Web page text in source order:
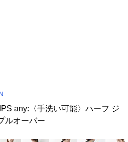
any:〈手洗い可能〉ハーフ ジ
ルオーバー